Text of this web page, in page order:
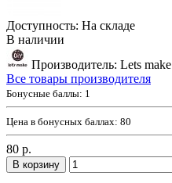
Доступность: На складе
В наличии
Производитель: Lets make
Все товары производителя
Бонусные баллы: 1
Цена в бонусных баллах: 80
80 р.
В корзину